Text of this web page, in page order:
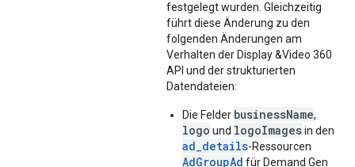
festgelegt wurden. Gleichzeitig
führt diese Änderung zu den
folgenden Änderungen am
Verhalten der Display &Video 360
API und der strukturierten
Datendateien:
Die Felder businessName,
logo und logoImagesin den
ad_details-Ressourcen
AdGroupAd für Demand Gen